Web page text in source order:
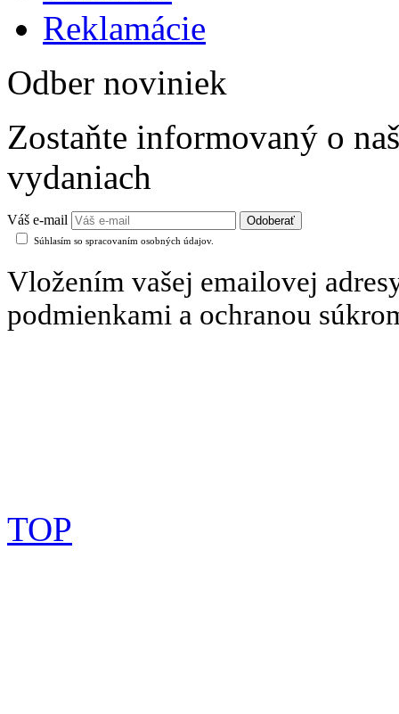
Reklamácie
Odber noviniek
Zostaňte informovaný o
vydaniach
Váš e-mail
Súhlasím so spracovaním osobných údajov.
Vložením vašej emailovej
podmienkami a ochranou
TOP